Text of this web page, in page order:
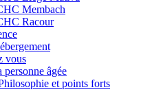
Membach
Racour
vous
personne âgée
et points forts